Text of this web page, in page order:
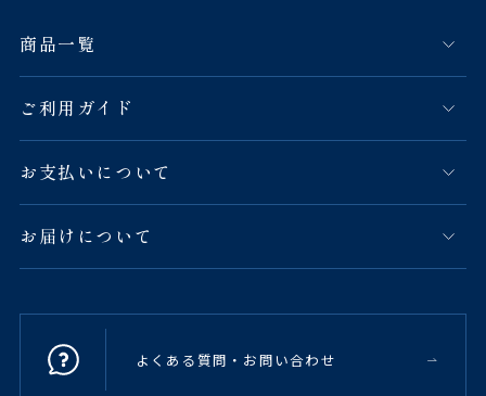
商品一覧
ご利用ガイド
お支払いについて
お届けについて
よくある質問・お問い合わせ